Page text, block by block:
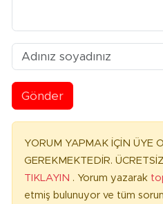
Gönder
YORUM YAPMAK İÇİN ÜYE
GEREKMEKTEDİR.
TIKLAYIN . Yorum yazarak
etmiş bulunuyor ve tüm